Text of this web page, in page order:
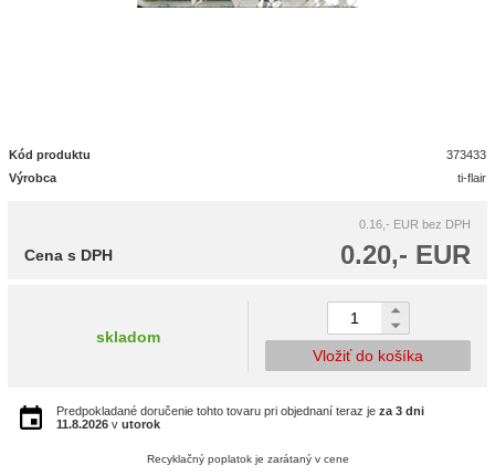
Kód produktu
373433
Výrobca
ti-flair
0.16,- EUR bez DPH
0.20,- EUR
Cena s DPH
skladom
Vložiť do košíka
Predpokladané doručenie tohto tovaru pri objednaní teraz je za 3 dni
11.8.2026 v utorok
Recyklačný poplatok je zarátaný v cene